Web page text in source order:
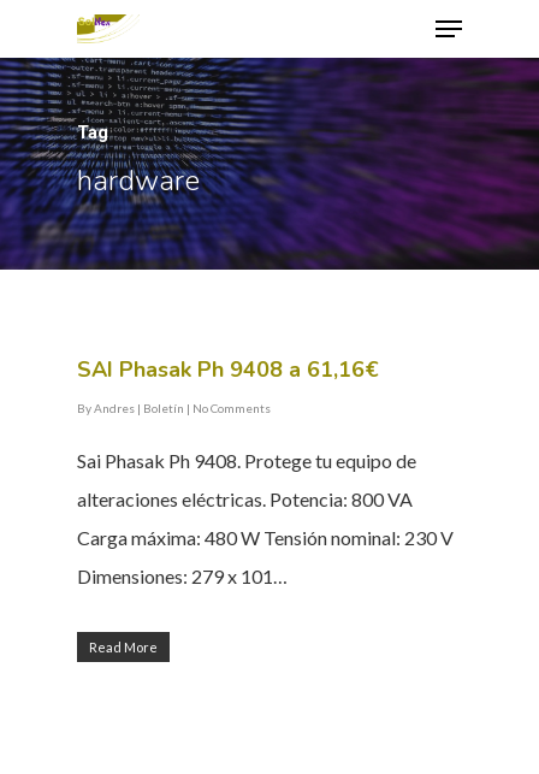
Hit enter to search or ESC to close
Tag
hardware
SAI Phasak Ph 9408 a 61,16€
ByAndres | Boletín | No Comments
Sai Phasak Ph 9408. Protege tu equipo de
alteraciones eléctricas. Potencia: 800 VA
Carga máxima: 480 W Tensión nominal: 230 V
Dimensiones: 279 x 101…
Read More